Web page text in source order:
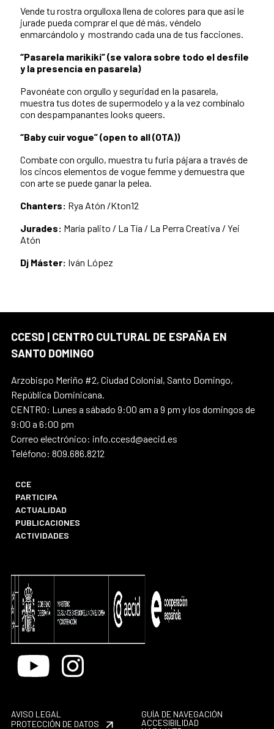
Vende tu rostra orgulloxa llena de colores para que así le
jurade pueda comprar el que dé más, véndelo
enmarcándolo y mostrando cada una de tus facciones.
“Pasarela marikiki” (se valora sobre todo el desfile
y la presencia en pasarela)
Pavonéate con orgullo y seguridad en la pasarela,
muestra tus dotes de supermodelo y a la vez combínalo
con despampanantes looks queers.
“Baby cuir vogue” (open to all (OTA))
Combate con orgullo, muestra tu furia pájara a través de
los cincos elementos de vogue femme y demuestra que
con arte se puede ganar la pelea.
Chanters: Rya Atón /Kton12
Jurades: María palito / La Tía / La Perra Creativa / Yei
Atón
Dj Máster: Iván López
CCESD | CENTRO CULTURAL DE ESPAÑA EN
SANTO DOMINGO
Arzobispo Meriño #2, Ciudad Colonial, Santo Domingo,
República Dominicana.
CENTRO: Lunes a sábado 9:00 am a 9 pm y los domingos de
9:00 a 6:00 pm
Correo electrónico: info.ccesd@aecid.es
Teléfono: 809.686.8212
CCE
PARTICIPA
ACTUALIDAD
PUBLICACIONES
ACTIVIDADES
Youtube Instagram
AVISO LEGAL
PROTECCIÓN DE DATOS
GUÍA DE NAVEGACIÓN
ACCESIBILIDAD